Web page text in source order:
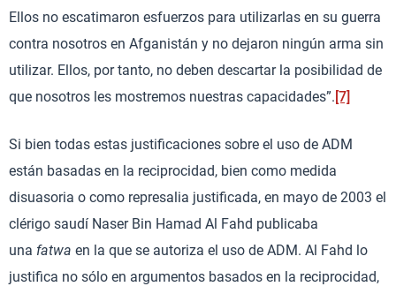
Ellos no escatimaron esfuerzos para utilizarlas en su guerra
contra nosotros en Afganistán y no dejaron ningún arma sin
utilizar. Ellos, por tanto, no deben descartar la posibilidad de
que nosotros les mostremos nuestras capacidades”. [7]
Si bien todas estas justificaciones sobre el uso de ADM
están basadas en la reciprocidad, bien como medida
disuasoria o como represalia justificada, en mayo de 2003 el
clérigo saudí Naser Bin Hamad Al Fahd publicaba
una fatwa en la que se autoriza el uso de ADM. Al Fahd lo
justifica no sólo en argumentos basados en la reciprocidad,